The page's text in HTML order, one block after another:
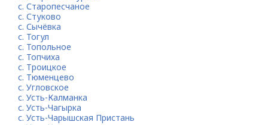
с. Старопесчаное
с. Стуково
с. Сычёвка
с. Тогул
с. Топольное
с. Топчиха
с. Троицкое
с. Тюменцево
с. Угловское
с. Усть-Калманка
с. Усть-Чагырка
с. Усть-Чарышская Пристань